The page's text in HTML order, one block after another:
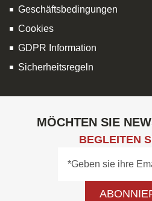
Geschäftsbedingungen
Cookies
GDPR Information
Sicherheitsregeln
MÖCHTEN SIE
BEGLEITEN